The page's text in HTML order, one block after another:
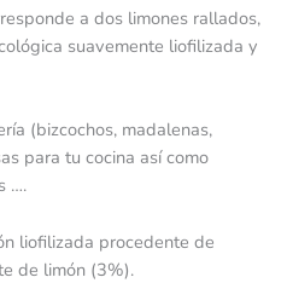
a dos limones rallados,
suavemente liofilizada y
(bizcochos, madalenas,
para tu cocina así como
….
liofilizada procedente de
de limón (3%).